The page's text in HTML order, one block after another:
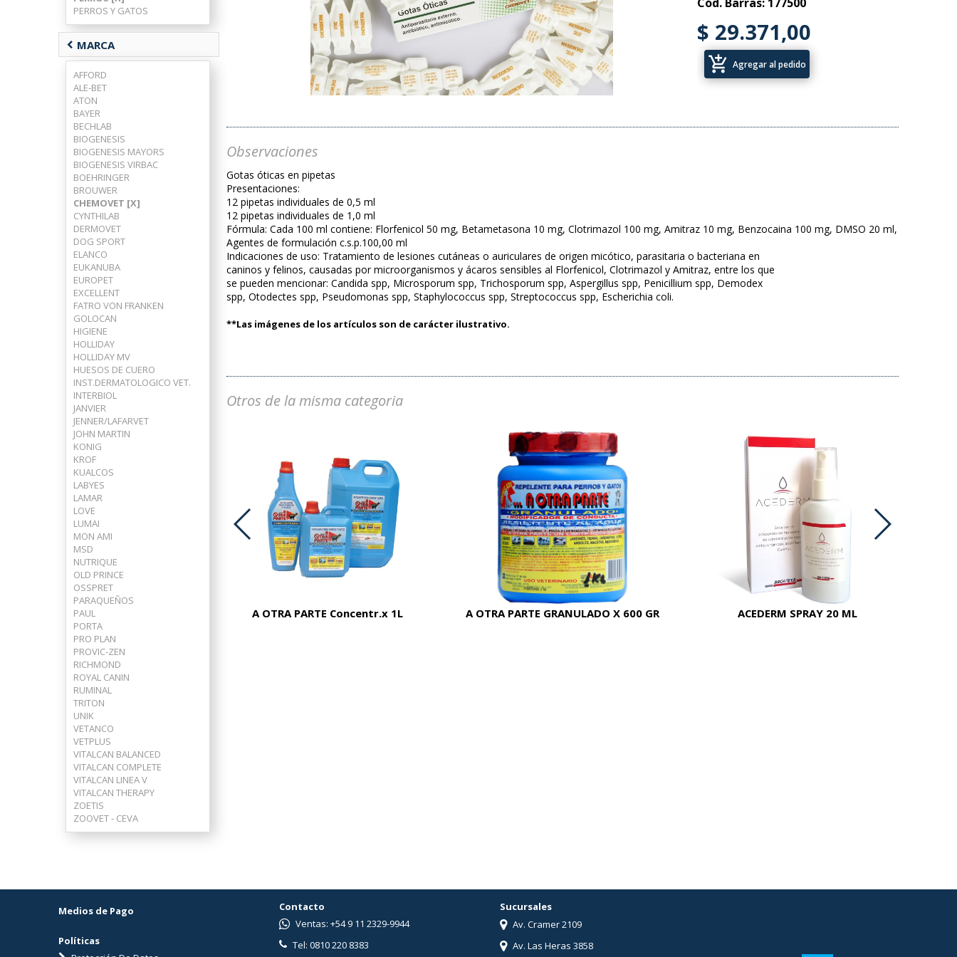
PERROS Y GATOS
chevron_left MARCA
AFFORD
ALE-BET
ATON
BAYER
BECHLAB
BIOGENESIS
BIOGENESIS MAYORS
BIOGENESIS VIRBAC
BOEHRINGER
BROUWER
CHEMOVET [X]
CYNTHILAB
DERMOVET
DOG SPORT
ELANCO
EUKANUBA
EUROPET
EXCELLENT
FATRO VON FRANKEN
GOLOCAN
HIGIENE
HOLLIDAY
HOLLIDAY MV
HUESOS DE CUERO
INST.DERMATOLOGICO VET.
INTERBIOL
JANVIER
JENNER/LAFARVET
JOHN MARTIN
KONIG
KROF
KUALCOS
LABYES
LAMAR
LOVE
LUMAI
MON AMI
MSD
NUTRIQUE
OLD PRINCE
OSSPRET
PARAQUEÑOS
PAUL
PORTA
PRO PLAN
PROVIC-ZEN
RICHMOND
ROYAL CANIN
RUMINAL
TRITON
UNIK
VETANCO
VETPLUS
VITALCAN BALANCED
VITALCAN COMPLETE
VITALCAN LINEA V
VITALCAN THERAPY
ZOETIS
ZOOVET - CEVA
$ 29.371,00
add_shopping_cart Agregar al pedido
Observaciones
Gotas óticas en pipetas
Presentaciones:
12 pipetas individuales de 0,5 ml
12 pipetas individuales de 1,0 ml
Fórmula: Cada 100 ml contiene: Florfenicol 50 mg, Betametasona 10 mg, Clotrimazol 100 mg, Amitraz 10 mg, Benzocaina 100 mg, DMSO 20 ml,
Agentes de formulación c.s.p.100,00 ml
Indicaciones de uso: Tratamiento de lesiones cutáneas o auriculares de origen micótico, parasitaria o bacteriana en
caninos y felinos, causadas por microorganismos y ácaros sensibles al Florfenicol, Clotrimazol y Amitraz, entre los que
se pueden mencionar: Candida spp, Microsporum spp, Trichosporum spp, Aspergillus spp, Penicillium spp, Demodex
spp, Otodectes spp, Pseudomonas spp, Staphylococcus spp, Streptococcus spp, Escherichia coli.
**Las imágenes de los artículos son de carácter ilustrativo.
Otros de la misma categoria
ADVOCATE PERROS 25-40 KG
A OTRA PARTE Concentr.x 1L A OTRA PARTE GRANULADO X 600 GR ACEDERM SPRAY 20 ML
Medios de Pago
Políticas
Contacto
Ventas: +54 9 11 2329-9944
Tel: 0810 220 8383
Sucursales
Av. Cramer 2109
Av. Las Heras 3858